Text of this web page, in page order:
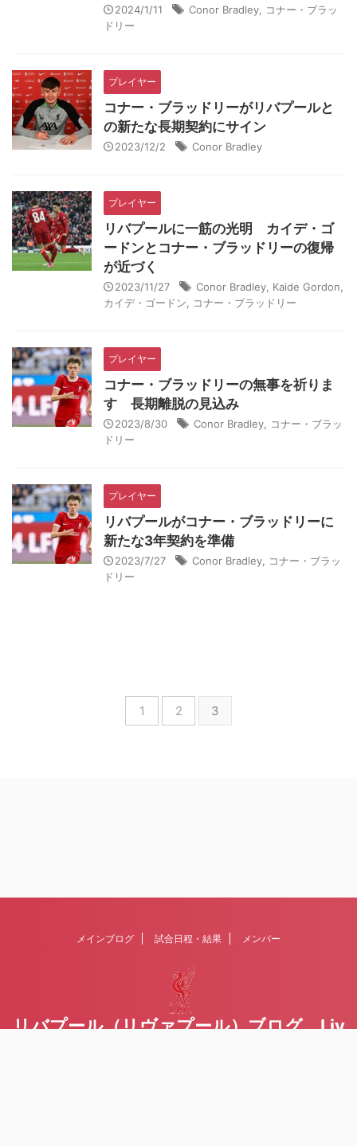
2024/1/11 Conor Bradley
コナー・ブラッ
ドリー
プレイヤー
コナー・ブラッドリーがリバプールと
の新たな長期契約にサイン
2023/12/2 Conor Bradley
プレイヤー
リバプールに一筋の光明 カイデ・ゴ
ードンとコナー・ブラッドリーの復帰
が近づく
2023/11/27 Conor Bradley Kaide Gordon
カイデ・ゴードン
コナー・ブラッドリー
プレイヤー
コナー・ブラッドリーの無事を祈りま
す 長期離脱の見込み
2023/8/30 Conor Bradley
コナー・ブラッ
ドリー
プレイヤー
リバプールがコナー・ブラッドリーに
新たな3年契約を準備
2023/7/27 Conor Bradley
コナー・ブラッ
ドリー
1 2 3
メインブログ 試合日程・結果 メンバー
リバプール（リヴァプール）ブログ Liv